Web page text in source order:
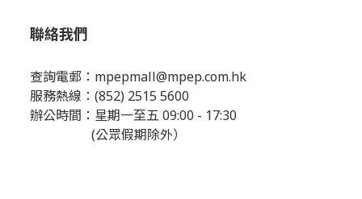
聯絡我們
查詢電郵： mpepmall@mpep.com.hk
服務熱線：(852) 2515 5600
辦公時間：星期一至五 09:00 - 17:30
(公眾假期除外）